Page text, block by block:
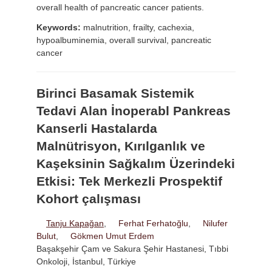
overall health of pancreatic cancer patients.
Keywords: malnutrition, frailty, cachexia,
hypoalbuminemia, overall survival, pancreatic
cancer
Birinci Basamak Sistemik
Tedavi Alan İnoperabl Pankreas
Kanserli Hastalarda
Malnütrisyon, Kırılganlık ve
Kaşeksinin Sağkalım Üzerindeki
Etkisi: Tek Merkezli Prospektif
Kohort çalışması
Tanju Kapağan Ferhat Ferhatoğlu
Nilufer
Bulut
Gökmen Umut Erdem
Başakşehir Çam ve Sakura Şehir Hastanesi, Tıbbi
Onkoloji, İstanbul, Türkiye